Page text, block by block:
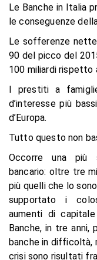
Le Banche in Italia
le conseguenze
Le sofferenze
90 del picco del
100 miliardi rispetto
I prestiti a
d’interesse più
d’Europa.
Tutto questo non
Occorre una più
bancario: oltre tre
più quelli che lo
supportato i
aumenti di
Banche, in tre anni,
banche in difficoltà,
crisi sono risultati fra